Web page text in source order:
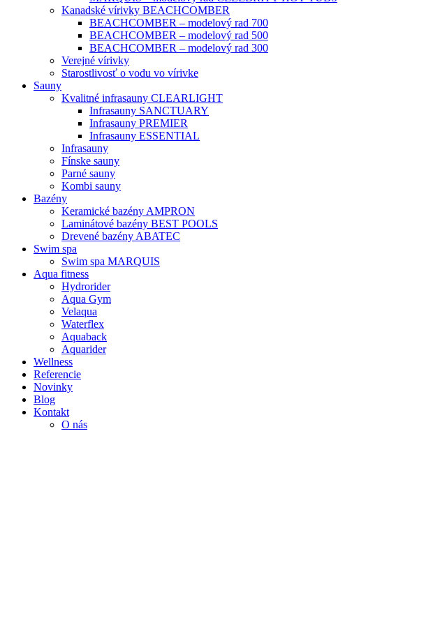
Kanadské vírivky BEACHCOMBER
BEACHCOMBER – modelový rad 700
BEACHCOMBER – modelový rad 500
BEACHCOMBER – modelový rad 300
Verejné vírivky
Starostlivosť o vodu vo vírivke
Sauny
Kvalitné infrasauny CLEARLIGHT
Infrasauny SANCTUARY
Infrasauny PREMIER
Infrasauny ESSENTIAL
Infrasauny
Fínske sauny
Parné sauny
Kombi sauny
Bazény
Keramické bazény AMPRON
Laminátové bazény BEST POOLS
Drevené bazény ABATEC
Swim spa
Swim spa MARQUIS
Aqua fitness
Hydrorider
Aqua Gym
Velaqua
Waterflex
Aquaback
Aquarider
Wellness
Referencie
Novinky
Blog
Kontakt
O nás